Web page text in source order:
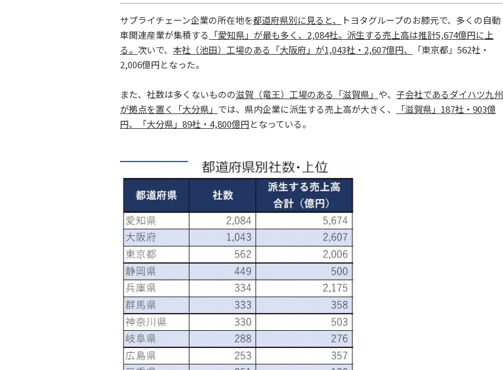
サプライチェーン企業の所在地を都道府県別に見ると、
トヨタグループのお膝元で、多くの自動
車関連産業が集積する
「愛知県」が最も多く、2,084社。派生する売上高は推計5,674億円に上
る。 次いで、 本社（池田）工場のある「大阪府」が1,043社・2,607億円、
「東京都」562社・
2,006億円となった。
また、社数は多くないものの滋賀（竜王）工場のある「滋賀県」 や、 子会社であるダイハツ九州
が拠点を置く「大分県」 では、県内企業に派生する売上高が大きく、
「滋賀県」187社・903億
円、「大分県」89社・4,800億円となっている。